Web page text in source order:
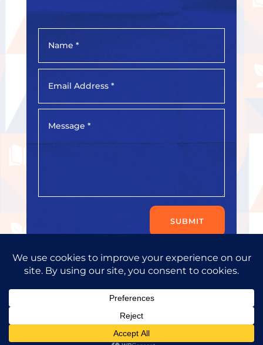
SUBMIT
Copyright © 2026Progress Consult Ltd.